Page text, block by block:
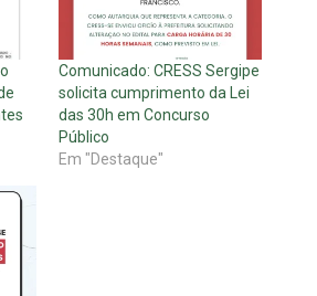
Comunicado: CRESS Sergipe
solicita cumprimento da Lei
das 30h em Concurso
Público
Em "Destaque"